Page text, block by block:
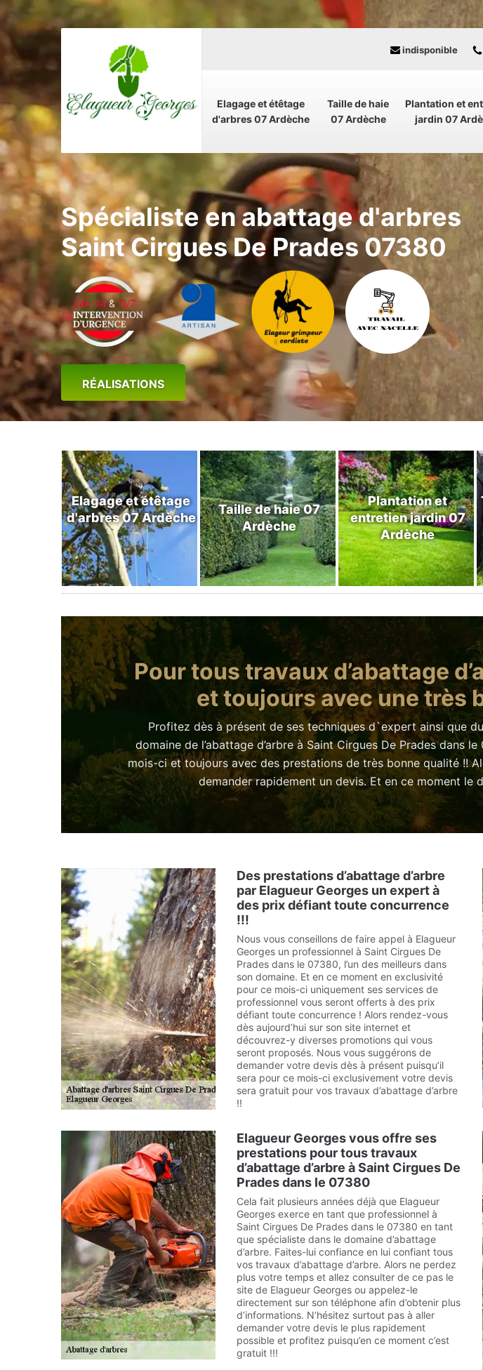
Elagage et étêtage
d'arbres 07 Ardèche
Taille de haie
07 Ardèche
Plantation et
jardin 07
indisponible
Spécialiste en abattage d'arbres
Saint Cirgues De Prades 07380
RÉALISATIONS
Elagage et étêtage
d'arbres 07 Ardèche
Taille de haie 07
Ardèche
Plantation et
entretien jardin 07
Ardèche
Pour tous travaux d’abattage
et toujours avec une très
Profitez dès à présent de ses techniques d`expert ainsi que
domaine de l’abattage d’arbre à Saint Cirgues De Prades dans
mois-ci et toujours avec des prestations de très bonne qualité !!
demander rapidement un devis. Et en ce moment
Des prestations d’abattage d’arbre
par Elagueur Georges un expert à
des prix défiant toute concurrence
!!!
Nous vous conseillons de faire appel à Elagueur
Georges un professionnel à Saint Cirgues De
Prades dans le 07380, l’un des meilleurs dans
son domaine. Et en ce moment en exclusivité
pour ce mois-ci uniquement ses services de
professionnel vous seront offerts à des prix
défiant toute concurrence ! Alors rendez-vous
dès aujourd’hui sur son site internet et
découvrez-y diverses promotions qui vous
seront proposés. Nous vous suggérons de
demander votre devis dès à présent puisqu’il
sera pour ce mois-ci exclusivement votre devis
sera gratuit pour vos travaux d’abattage d’arbre
!!
Elagueur Georges vous offre ses
prestations pour tous travaux
d’abattage d’arbre à Saint Cirgues De
Prades dans le 07380
Cela fait plusieurs années déjà que Elagueur
Georges exerce en tant que professionnel à
Saint Cirgues De Prades dans le 07380 en tant
que spécialiste dans le domaine d’abattage
d’arbre. Faites-lui confiance en lui confiant tous
vos travaux d’abattage d’arbre. Alors ne perdez
plus votre temps et allez consulter de ce pas le
site de Elagueur Georges ou appelez-le
directement sur son téléphone afin d’obtenir plus
d’informations. N’hésitez surtout pas à aller
demander votre devis le plus rapidement
possible et profitez puisqu’en ce moment c’est
gratuit !!!